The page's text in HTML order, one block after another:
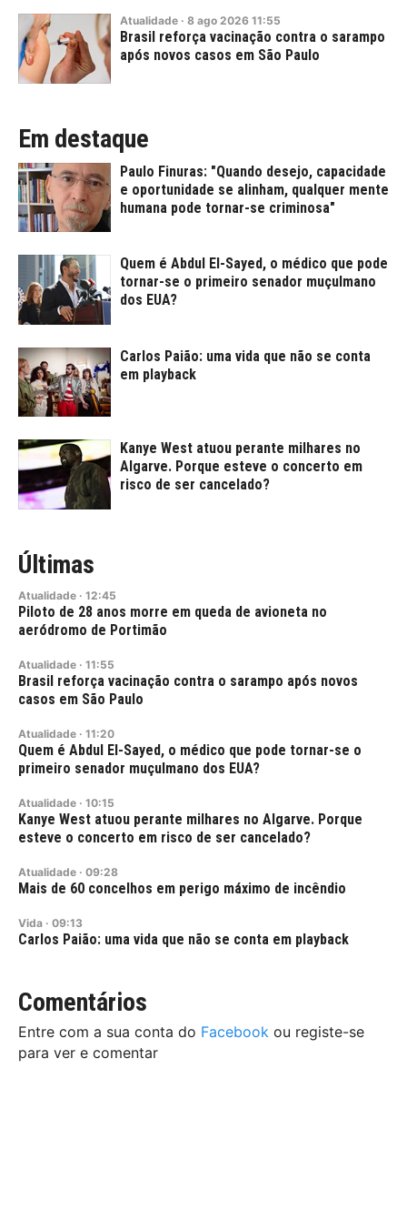
Atualidade · 8 ago 2026 11:55
Brasil reforça vacinação contra o sarampo
após novos casos em São Paulo
Em destaque
Paulo Finuras: "Quando desejo, capacidade
e oportunidade se alinham, qualquer mente
humana pode tornar-se criminosa"
Quem é Abdul El-Sayed, o médico que pode
tornar-se o primeiro senador muçulmano
dos EUA?
Carlos Paião: uma vida que não se conta
em playback
Kanye West atuou perante milhares no
Algarve. Porque esteve o concerto em
risco de ser cancelado?
Últimas
Atualidade · 12:45
Piloto de 28 anos morre em queda de avioneta no
aeródromo de Portimão
Atualidade · 11:55
Brasil reforça vacinação contra o sarampo após novos
casos em São Paulo
Atualidade · 11:20
Quem é Abdul El-Sayed, o médico que pode tornar-se o
primeiro senador muçulmano dos EUA?
Atualidade · 10:15
Kanye West atuou perante milhares no Algarve. Porque
esteve o concerto em risco de ser cancelado?
Atualidade · 09:28
Mais de 60 concelhos em perigo máximo de incêndio
Vida · 09:13
Carlos Paião: uma vida que não se conta em playback
Comentários
Entre com a sua conta do Facebook ou registe-se
para ver e comentar